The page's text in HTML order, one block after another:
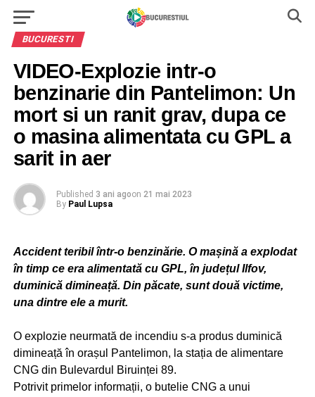
BUCURESTI
VIDEO-Explozie intr-o
benzinarie din Pantelimon: Un
mort si un ranit grav, dupa ce
o masina alimentata cu GPL a
sarit in aer
Published 3 ani agoon 21 mai 2023
By Paul Lupsa
Accident teribil într-o benzinărie. O mașină a explodat
în timp ce era alimentată cu GPL, în județul Ilfov,
duminică dimineață. Din păcate, sunt două victime,
una dintre ele a murit.
O explozie neurmată de incendiu s-a produs duminică
dimineață în orașul Pantelimon, la stația de alimentare
CNG din Bulevardul Biruinței 89.
Potrivit primelor informații, o butelie CNG a unui